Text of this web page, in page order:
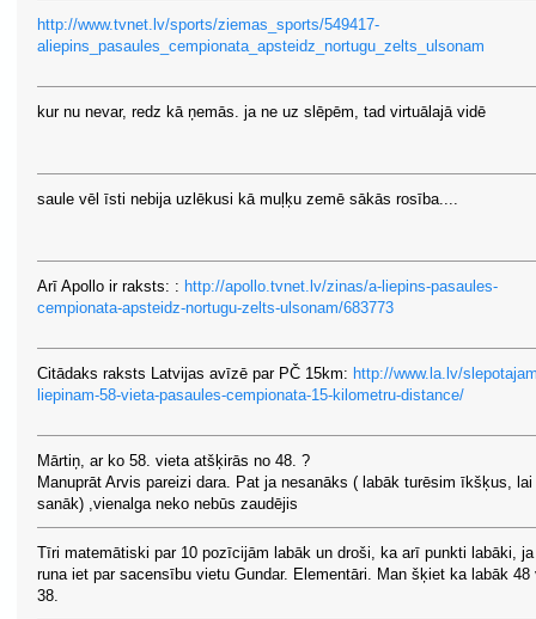
http://www.tvnet.lv/sports/ziemas_sports/549417-
aliepins_pasaules_cempionata_apsteidz_nortugu_zelts_ulsonam
kur nu nevar, redz kā ņemās. ja ne uz slēpēm, tad virtuālajā vidē
saule vēl īsti nebija uzlēkusi kā muļķu zemē sākās rosība....
Arī Apollo ir raksts: : http://apollo.tvnet.lv/zinas/a-liepins-pasaules-
cempionata-apsteidz-nortugu-zelts-ulsonam/683773
Citādaks raksts Latvijas avīzē par PČ 15km: http://www.la.lv/
liepinam-58-vieta-pasaules-cempionata-15-kilometru-distance/
Mārtiņ, ar ko 58. vieta atšķirās no 48. ?
Manuprāt Arvis pareizi dara. Pat ja nesanāks ( labāk turēsim īkšķus, lai
sanāk) ,vienalga neko nebūs zaudējis
Tīri matemātiski par 10 pozīcijām labāk un droši, ka arī punkti labāki, ja
runa iet par sacensību vietu Gundar. Elementāri. Man šķiet ka labāk 48
38.